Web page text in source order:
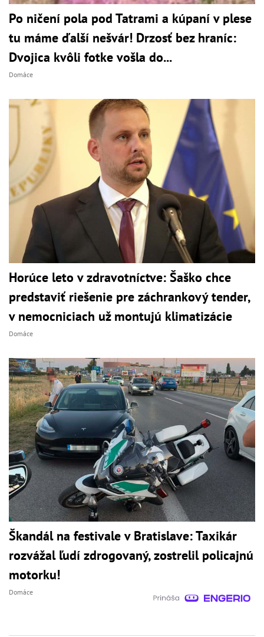
Po ničení pola pod Tatrami a kúpaní v plese
tu máme ďalší nešvár! Drzosť bez hraníc:
Dvojica kvôli fotke vošla do...
Domáce
Horúce leto v zdravotníctve: Šaško chce
predstaviť riešenie pre záchrankový tender,
v nemocniciach už montujú klimatizácie
Domáce
Škandál na festivale v Bratislave: Taxikár
rozvážal ľudí zdrogovaný, zostrelil policajnú
motorku!
Domáce